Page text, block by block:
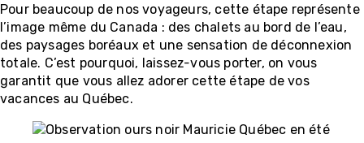
Pour beaucoup de nos voyageurs, cette étape représente
l’image même du Canada : des chalets au bord de l’eau,
des paysages boréaux et une sensation de déconnexion
totale. C’est pourquoi, laissez-vous porter, on vous
garantit que vous allez adorer cette étape de vos
vacances au Québec.